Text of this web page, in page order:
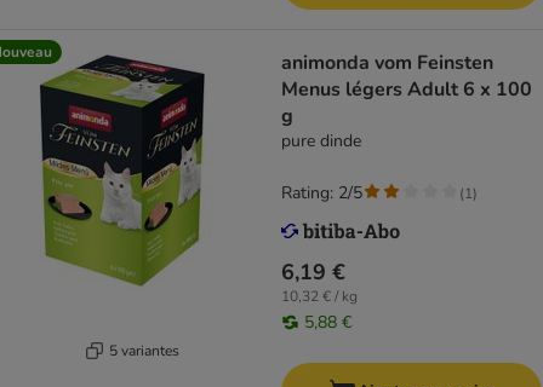
5 variantes
animonda vom Feinsten
Menus légers Adult 6 x 100
g
pure dinde
6,19 €
10,32 € / kg
5,88 €
Rating: 2/5 (1)